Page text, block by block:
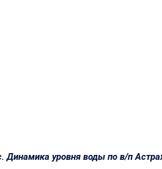
Динамика уровня воды по в/п